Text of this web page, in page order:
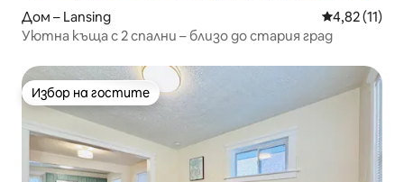
Дом – Lansing Средна
4,82 (11)
Уютна къща с 2 спални – близо до стария град
Избор на гостите
Избор на гостите